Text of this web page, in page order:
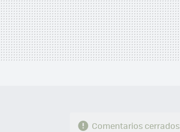
Comentarios cerrados